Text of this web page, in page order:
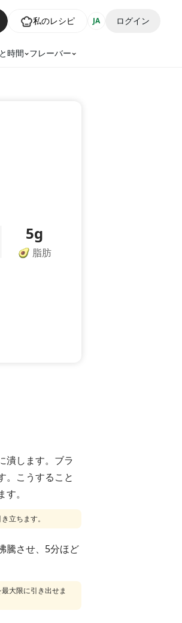
私のレシピ JA ログイン
時間 フレーバー
5g
🥑 脂肪
潰します。ブラ
。こうすること
。
立ちます。
騰させ、5分ほど
大限に引き出せま